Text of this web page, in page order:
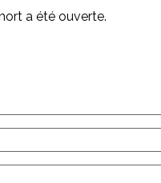
a été ouverte.